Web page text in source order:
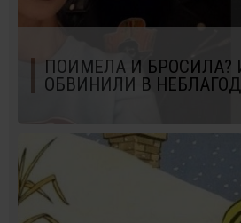
ПОИМЕЛА И БРОСИЛА?
ОБВИНИЛИ В